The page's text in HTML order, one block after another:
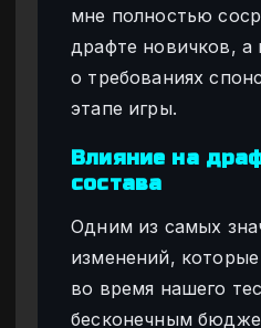
мне полностью
драфте новичков, а
о требованиях
этапе игры.
Влияние на
состава
Одним из самых
изменений,
во время нашего
бесконечным